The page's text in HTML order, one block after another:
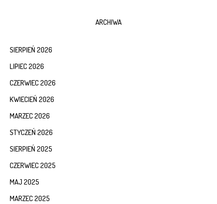
ARCHIWA
SIERPIEŃ 2026
LIPIEC 2026
CZERWIEC 2026
KWIECIEŃ 2026
MARZEC 2026
STYCZEŃ 2026
SIERPIEŃ 2025
CZERWIEC 2025
MAJ 2025
MARZEC 2025